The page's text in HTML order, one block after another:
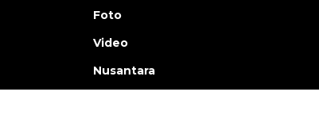
Foto
Video
Nusantara